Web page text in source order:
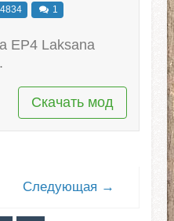
4834 1
EP4 Laksana
Скачать мод
Следующая →